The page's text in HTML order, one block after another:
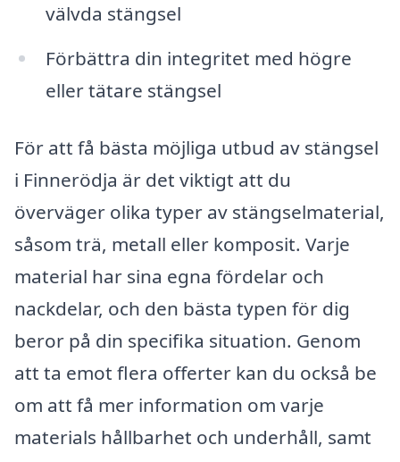
välvda stängsel
Förbättra din integritet med högre
eller tätare stängsel
För att få bästa möjliga utbud av stängsel
i Finnerödja är det viktigt att du
överväger olika typer av stängselmaterial,
såsom trä, metall eller komposit. Varje
material har sina egna fördelar och
nackdelar, och den bästa typen för dig
beror på din specifika situation. Genom
att ta emot flera offerter kan du också be
om att få mer information om varje
materials hållbarhet och underhåll, samt